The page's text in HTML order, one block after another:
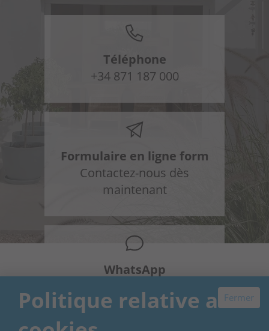
Fermer
Politique relative aux
Téléphone
+34 871 187 000
Formulaire en ligne form
Contactez-nous dès
maintenant
WhatsApp